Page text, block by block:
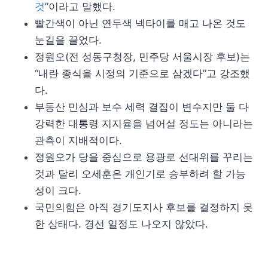
것”이라고 말했다.
빨간색이 아닌 연두색 넥타이를 매고 나온 것도
눈길을 끌었다.
정원오(전 성동구청장, 민주당 서울시장 후보)는
“내란 종식을 시정의 기준으로 삼겠다”고 강조했
다.
부동산 민심과 보수 세력 결집이 변수지만 둘 다
강력한 대통령 지지율을 넘어설 정도는 아니라는
관측이 지배적이다.
정원오가 당을 중심으로 용광로 선대위를 꾸리는
것과 달리 오세훈은 개인기로 승부하려 할 가능
성이 크다.
국민의힘은 아직 경기도지사 후보를 결정하지 못
한 상태다. 경선 일정도 나오지 않았다.